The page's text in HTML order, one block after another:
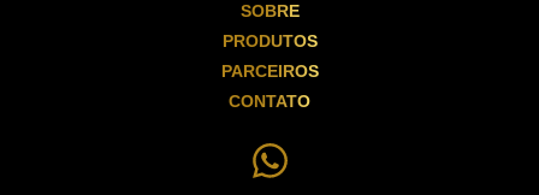
SOBRE
PRODUTOS
PARCEIROS
CONTATO